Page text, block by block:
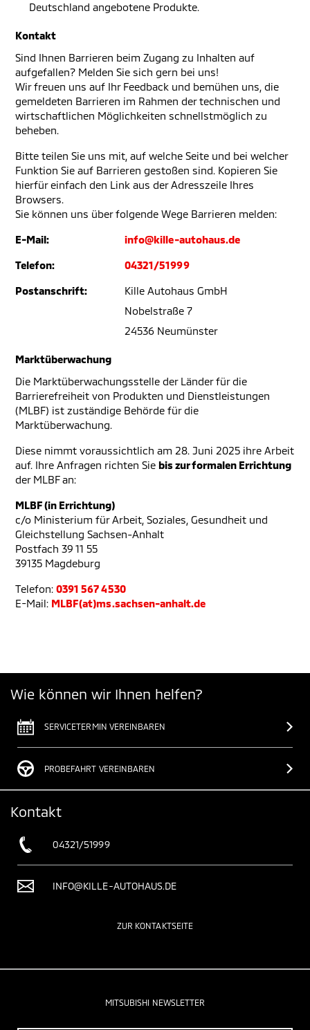
Deutschland angebotene Produkte.
Kontakt
Sind Ihnen Barrieren beim Zugang zu Inhalten auf
aufgefallen? Melden Sie sich gern bei uns!
Wir freuen uns auf Ihr Feedback und bemühen uns, die
gemeldeten Barrieren im Rahmen der technischen und
wirtschaftlichen Möglichkeiten schnellstmöglich zu
beheben.
Bitte teilen Sie uns mit, auf welche Seite und bei welcher
Funktion Sie auf Barrieren gestoßen sind. Kopieren Sie
hierfür einfach den Link aus der Adresszeile Ihres
Browsers.
Sie können uns über folgende Wege Barrieren melden:
E-Mail: info@kille-autohaus.de
Telefon: 04321/51999
Postanschrift:
Kille Autohaus GmbH
Nobelstraße 7
24536 Neumünster
Marktüberwachung
Die Marktüberwachungsstelle der Länder für die
Barrierefreiheit von Produkten und Dienstleistungen
(MLBF) ist zuständige Behörde für die
Marktüberwachung.
Diese nimmt voraussichtlich am 28. Juni 2025 ihre Arbeit
auf. Ihre Anfragen richten Sie bis zur formalen Errichtung
der MLBF an:
MLBF (in Errichtung)
c/o Ministerium für Arbeit, Soziales, Gesundheit und
Gleichstellung Sachsen-Anhalt
Postfach 39 11 55
39135 Magdeburg
Telefon: 0391 567 4530
E-Mail: MLBF(at)ms.sachsen-anhalt.de
Wie können wir Ihnen helfen?
SERVICETERMIN VEREINBAREN
PROBEFAHRT VEREINBAREN
Kontakt
04321/51999
INFO@KILLE-AUTOHAUS.DE
ZUR KONTAKTSEITE
MITSUBISHI NEWSLETTER